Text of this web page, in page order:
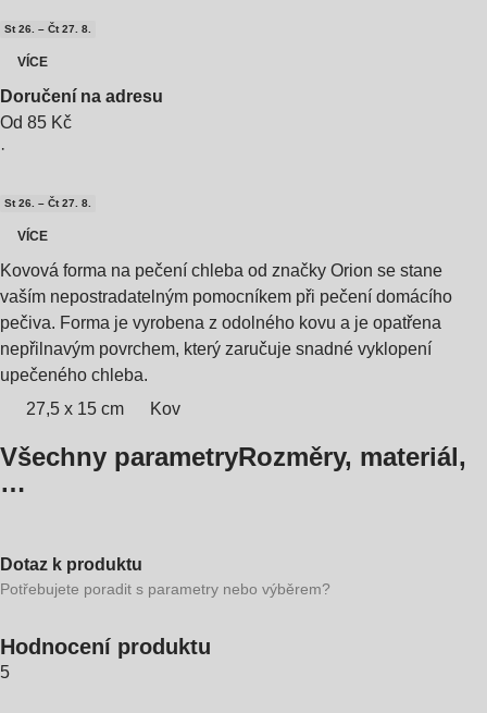
St 26. – Čt 27. 8.
VÍCE
Doručení na adresu
Od 85 Kč
·
St 26. – Čt 27. 8.
VÍCE
Kovová forma na pečení chleba od značky Orion se stane
vaším nepostradatelným pomocníkem při pečení domácího
pečiva. Forma je vyrobena z odolného kovu a je opatřena
nepřilnavým povrchem, který zaručuje snadné vyklopení
upečeného chleba.
27,5 x 15 cm
Kov
Všechny parametryRozměry, materiál,
…
Dotaz k produktu
Potřebujete poradit s parametry nebo výběrem?
Hodnocení produktu
5